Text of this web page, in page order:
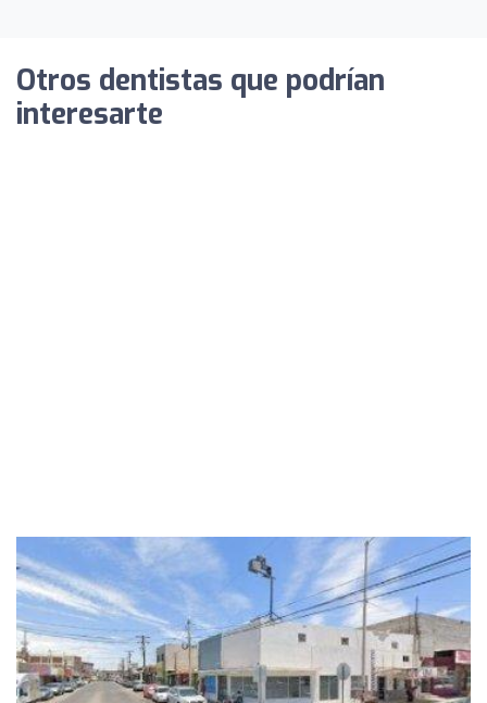
Otros dentistas que podrían
interesarte